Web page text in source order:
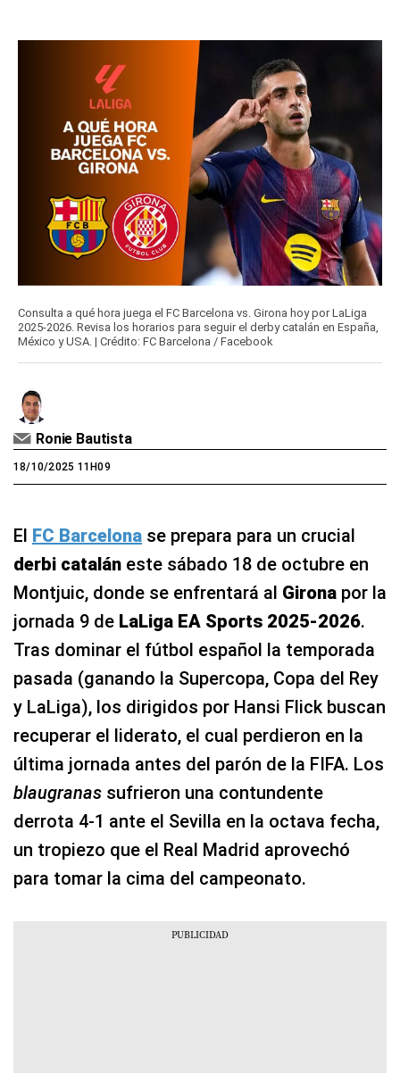
Consulta a qué hora juega el FC Barcelona vs. Girona hoy por LaLiga
2025-2026. Revisa los horarios para seguir el derby catalán en España,
México y USA. | Crédito: FC Barcelona / Facebook
Ronie Bautista
18/10/2025 11H09
El FC Barcelona se prepara para un crucial
derbi catalán este sábado 18 de octubre en
Montjuic, donde se enfrentará al Girona por la
jornada 9 de LaLiga EA Sports 2025-2026.
Tras dominar el fútbol español la temporada
pasada (ganando la Supercopa, Copa del Rey
y LaLiga), los dirigidos por Hansi Flick buscan
recuperar el liderato, el cual perdieron en la
última jornada antes del parón de la FIFA. Los
blaugranas sufrieron una contundente
derrota 4-1 ante el Sevilla en la octava fecha,
un tropiezo que el Real Madrid aprovechó
para tomar la cima del campeonato.